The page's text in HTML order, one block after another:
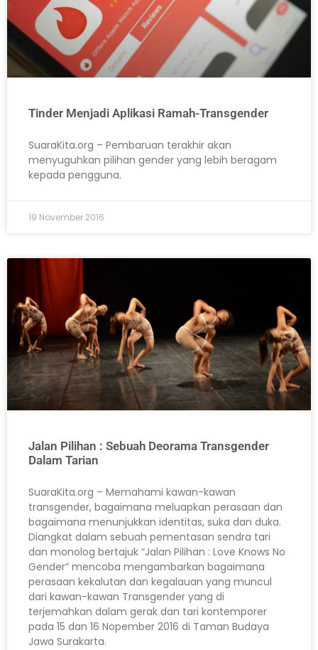
Tinder Menjadi Aplikasi Ramah-Transgender
SuaraKita.org – Pembaruan terakhir akan
menyuguhkan pilihan gender yang lebih beragam
kepada pengguna.
19 November 2016
Jalan Pilihan : Sebuah Deorama Transgender
Dalam Tarian
SuaraKita.org – Memahami kawan-kawan
transgender, bagaimana meluapkan perasaan dan
bagaimana menunjukkan identitas, suka dan duka.
Diangkat dalam sebuah pementasan sendra tari
dan monolog bertajuk “Jalan Pilihan : Love Knows No
Gender” mencoba mengambarkan bagaimana
perasaan kekalutan dan kegalauan yang muncul
dari kawan-kawan Transgender yang di
terjemahkan dalam gerak dan tari kontemporer
pada 15 dan 16 Nopember 2016 di Taman Budaya
Jawa Surakarta.